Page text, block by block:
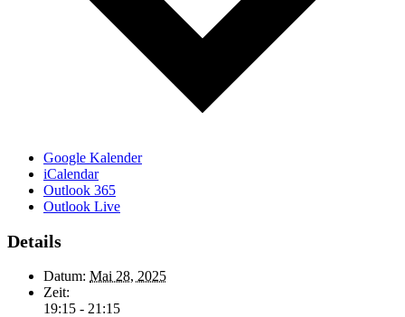
Google Kalender
iCalendar
Outlook 365
Outlook Live
Details
Datum: Mai 28, 2025
Zeit:
19:15 - 21:15